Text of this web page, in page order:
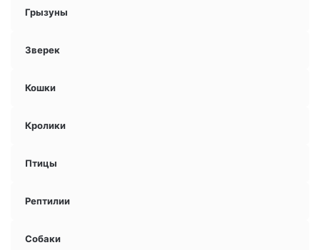
Грызуны
Зверек
Кошки
Кролики
Птицы
Рептилии
Собаки